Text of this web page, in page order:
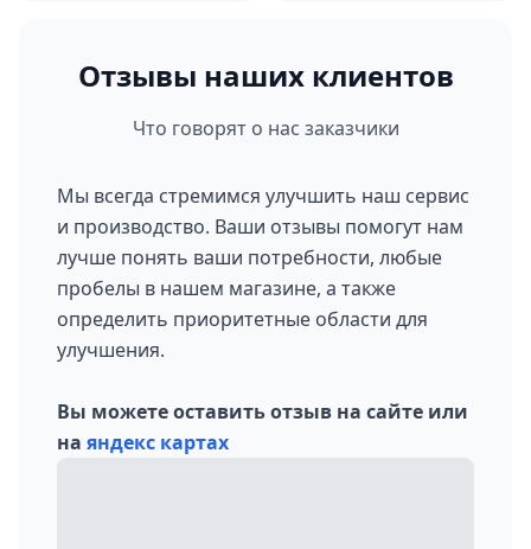
Отзывы наших клиентов
Что говорят о нас заказчики
Мы всегда стремимся улучшить наш сервис
и производство. Ваши отзывы помогут нам
лучше понять ваши потребности, любые
пробелы в нашем магазине, а также
определить приоритетные области для
улучшения.
Вы можете оставить отзыв на сайте или
на яндекс картах